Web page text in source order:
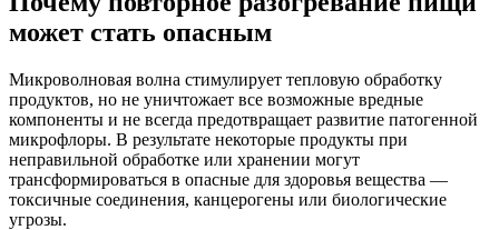
может стать опасным
Микроволновая волна стимулирует тепловую обработку
продуктов, но не уничтожает все возможные вредные
компоненты и не всегда предотвращает развитие патогенной
микрофлоры. В результате некоторые продукты при
неправильной обработке или хранении могут
трансформироваться в опасные для здоровья вещества —
токсичные соединения, канцерогены или биологические
угрозы.